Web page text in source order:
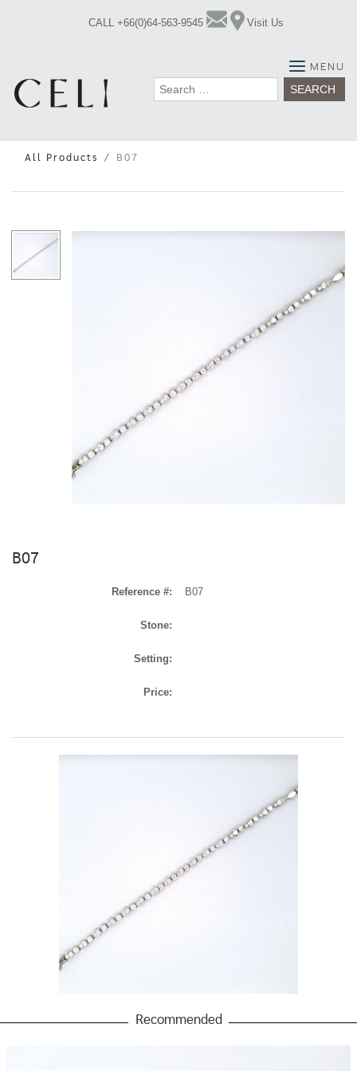
CALL +66(0)64-563-9545 Visit Us
Search
MENU
All Products B07
B07
Reference #: B07
Stone:
Setting:
Price:
Recommended